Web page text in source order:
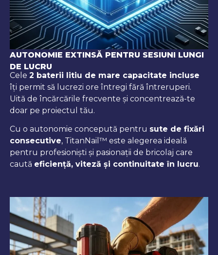
AUTONOMIE EXTINSĂ PENTRU SESIUNI LUNGI
DE LUCRU
Cele 2 baterii litiu de mare capacitate incluse
îți permit să lucrezi ore întregi fără întreruperi.
Uită de încărcările frecvente și concentrează-te
doar pe proiectul tău.
Cu o autonomie concepută pentru sute de fixări
consecutive, TitanNail™ este alegerea ideală
pentru profesioniști și pasionații de bricolaj care
caută eficiență, viteză și continuitate în lucru.